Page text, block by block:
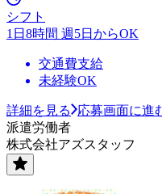
シフト
1日8時間 週5日からOK
交通費支給
未経験OK
詳細を見る
応募画面に進
派遣労働者
株式会社アズスタッフ